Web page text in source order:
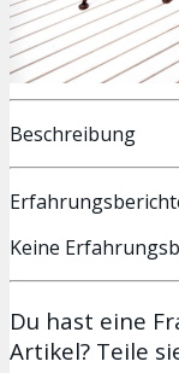
Beschreibung
Keine
Du hast eine
Artikel? Teile